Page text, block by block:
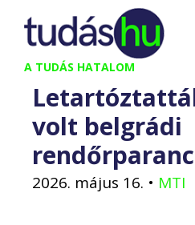
Kilépés
tartalomba
A TUDÁS HATALOM
volt belgrádi
2026. május 16. • MTI